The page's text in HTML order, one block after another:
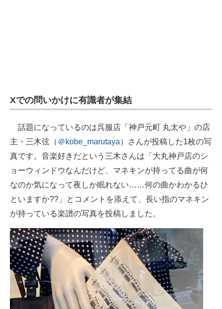
IT製品の技術・比較・事例
製造業のIT導入・活用を支援
モノづくり技術者専門サイト
エレクトロニクス専門サイト
電子設計の基本と応用
エネルギーの専門メディア
建設×テクノロジーの最前線
ちょっと気になるネットの話題
Xでの問いかけに有識者が集結
話題になっているのは呉服店「神戸元町 丸太や」の店
主・三木弦（ ＠kobe_marutaya）さんが投稿した1枚の写
真です。音楽好きだという三木さんは「大丸神戸店のシ
ョーウィンドウなんだけど、マネキンが持ってる曲が何
なのか気になって夜しか眠れない……何の曲かわかるひ
といますか??」とコメントを添えて、長い指のマネキン
が持っている楽譜の写真を投稿しました。